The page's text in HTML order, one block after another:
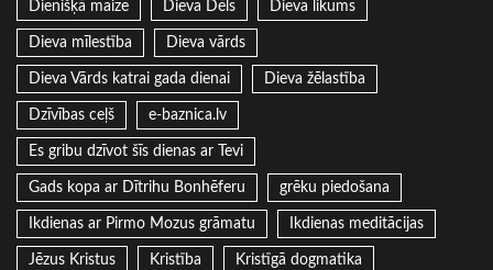
Dienišķā maize Dieva Dēls Dieva likums
Dieva mīlestība Dieva vārds
Dieva Vārds katrai gada dienai Dieva žēlastība
Dzīvības ceļš e-baznica.lv
Es gribu dzīvot šīs dienas ar Tevi
Gads kopa ar Dītrihu Bonhēferu grēku piedošana
Ikdienas ar Pirmo Mozus grāmatu Ikdienas meditācijas
Jēzus Kristus Kristība Kristīgā dogmatika